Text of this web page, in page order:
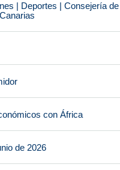
| Deportes | Consejería
con África
de 2026